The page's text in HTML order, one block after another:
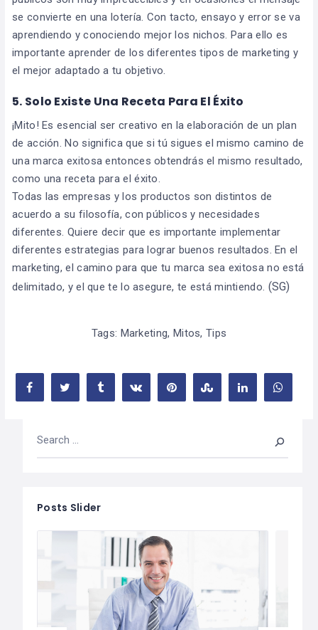
se convierte en una lotería. Con tacto, ensayo y error se va
aprendiendo y conociendo mejor los nichos. Para ello es
importante aprender de los diferentes tipos de marketing y
el mejor adaptado a tu objetivo.
5. Solo Existe Una Receta Para El Éxito
¡Mito! Es esencial ser creativo en la elaboración de un plan
de acción. No significa que si tú sigues el mismo camino de
una marca exitosa entonces obtendrás el mismo resultado,
como una receta para el éxito.
Todas las empresas y los productos son distintos de
acuerdo a su filosofía, con públicos y necesidades
diferentes. Quiere decir que es importante implementar
diferentes estrategias para lograr buenos resultados. En el
marketing, el camino para que tu marca sea exitosa no está
delimitado, y el que te lo asegure, te está mintiendo. (SG)
Tags: Marketing, Mitos,Tips
Posts Slider